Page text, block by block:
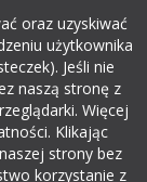
oraz uzyskiwać
użytkownika
Jeśli nie
naszą stronę z
Więcej
Klikając
strony bez
korzystanie z